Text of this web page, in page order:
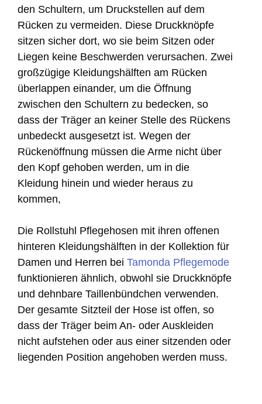
den Schultern, um Druckstellen auf dem
Rücken zu vermeiden. Diese Druckknöpfe
sitzen sicher dort, wo sie beim Sitzen oder
Liegen keine Beschwerden verursachen. Zwei
großzügige Kleidungshälften am Rücken
überlappen einander, um die Öffnung
zwischen den Schultern zu bedecken, so
dass der Träger an keiner Stelle des Rückens
unbedeckt ausgesetzt ist. Wegen der
Rückenöffnung müssen die Arme nicht über
den Kopf gehoben werden, um in die
Kleidung hinein und wieder heraus zu
kommen,
Die Rollstuhl Pflegehosen mit ihren offenen
hinteren Kleidungshälften in der Kollektion für
Damen und Herren bei Tamonda Pflegemode
funktionieren ähnlich, obwohl sie Druckknöpfe
und dehnbare Taillenbündchen verwenden.
Der gesamte Sitzteil der Hose ist offen, so
dass der Träger beim An- oder Auskleiden
nicht aufstehen oder aus einer sitzenden oder
liegenden Position angehoben werden muss.